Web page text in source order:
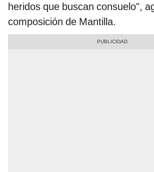
heridos que buscan consuelo",
composición de Mantilla.